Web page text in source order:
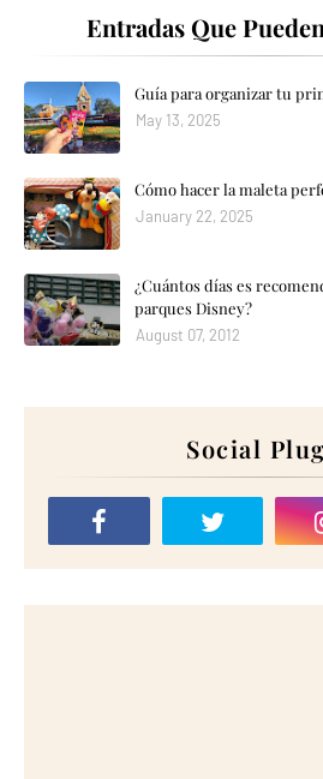
Entradas Que
Guía para organizar tu
May 13, 2025
Cómo hacer la maleta
January 22, 2025
¿Cuántos días es
parques Disney?
August 07, 2012
Social